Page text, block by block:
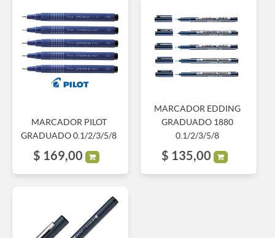
MARCADOR PILOT
GRADUADO 0.1/2/3/5/8
$ 169,00
MARCADOR EDDING
GRADUADO 1880
0.1/2/3/5/8
$ 135,00